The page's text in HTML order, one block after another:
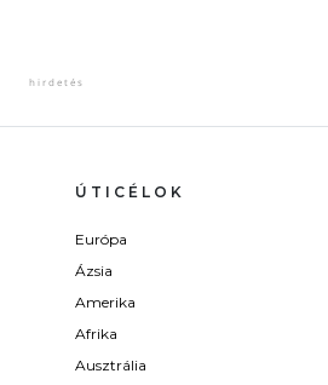
ÚTICÉLOK
Európa
Ázsia
Amerika
Afrika
Ausztrália